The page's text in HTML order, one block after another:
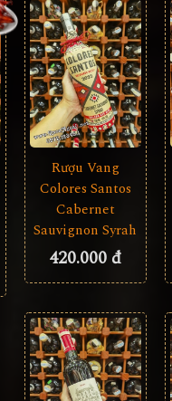
Rượu Vang
Colores Santos
Cabernet
Sauvignon Syrah
420.000 đ